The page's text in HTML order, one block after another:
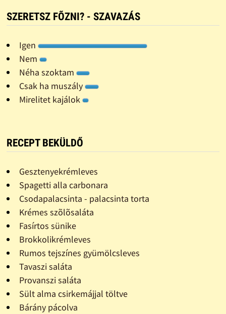
SZERETSZ FÕZNI? - SZAVAZÁS
Igen
Nem
Néha szoktam
Csak ha muszály
Mirelitet kajálok
RECEPT BEKÜLDŐ
Gesztenyekrémleves
Spagetti alla carbonara
Csodapalacsinta - palacsinta torta
Krémes szõlõsaláta
Fasírtos sünike
Brokkolikrémleves
Rumos tejszínes gyümölcsleves
Tavaszi saláta
Provanszi saláta
Sült alma csirkemájjal töltve
Bárány pácolva